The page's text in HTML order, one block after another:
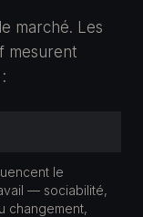
marché. Les
mesurent
le
— sociabilité,
changement,